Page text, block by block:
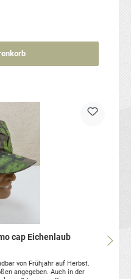
cap Eichenlaub
von Frühjahr auf Herbst.
angegeben. Auch in der